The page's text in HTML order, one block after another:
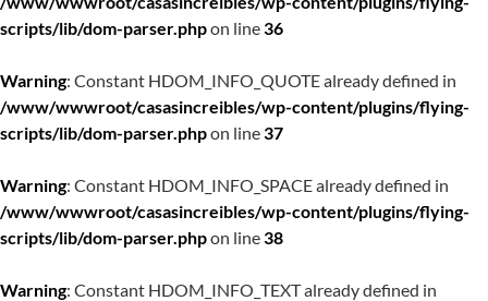
scripts/lib/dom-parser.phpon line36
Warning: Constant HDOM_INFO_QUOTE already defined in
/www/wwwroot/casasincreibles/wp-content/plugins/flying-
scripts/lib/dom-parser.phpon line37
Warning: Constant HDOM_INFO_SPACE already defined in
/www/wwwroot/casasincreibles/wp-content/plugins/flying-
scripts/lib/dom-parser.phpon line38
Warning: Constant HDOM_INFO_TEXT already defined in